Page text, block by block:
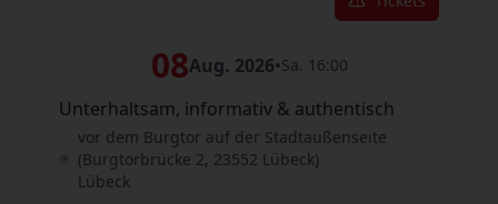
08Aug. 2026•Sa. 16:00
Unterhaltsam, informativ & authentisch
vor dem Burgtor auf der Stadtaußenseite
(Burgtorbrücke 2, 23552 Lübeck)
Lübeck